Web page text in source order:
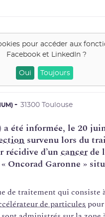
pour accéder aux
Facebook et LinkedIn?
Oui Toujours
31300 Toulouse
a été informée, le 20
survenu lors du
récidive d’uncancerde
Oncorad Garonne »
de traitement qui consiste
de particules